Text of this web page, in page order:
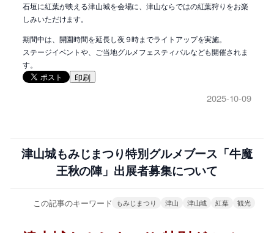
石垣に紅葉が映える津山城を会場に、津山ならではの紅葉狩りをお楽
しみいただけます。
期間中は、開園時間を延長し夜９時までライトアップを実施。
ステージイベントや、ご当地グルメフェスティバルなども開催されま
す。
印刷
2025-10-09
津山城もみじまつり特別グルメブース「牛魔
王秋の陣」出展者募集について
この記事のキーワード もみじまつり 津山 津山城 紅葉 観光